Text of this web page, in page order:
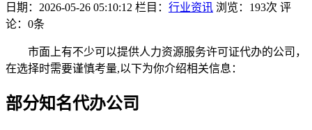
日期：2026-05-26 05:10:12 栏目： 行业资讯 浏览：193次 评
论：0条
市面上有不少可以提供人力资源服务许可证代办的公司，
在选择时需要谨慎考量,以下为你介绍相关信息：
部分知名代办公司